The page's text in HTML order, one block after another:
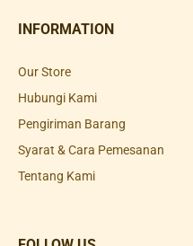
INFORMATION
Our Store
Hubungi Kami
Pengiriman Barang
Syarat & Cara Pemesanan
Tentang Kami